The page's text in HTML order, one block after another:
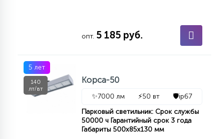
опт. 5 185 руб.
5 лет
140
лт/вт
Корса-50
✨7000 лм ⚡50 вт 🛡️ip67
Парковый светильник: Срок службы
50000 ч Гарантийный срок 3 года
Габариты 500х85х130 мм